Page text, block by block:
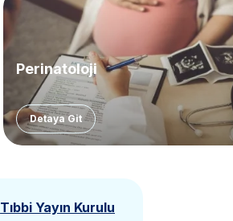
Perinatoloji
Detaya Git
Tıbbi Yayın Kurulu